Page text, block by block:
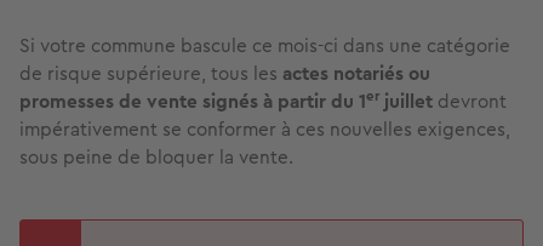
Si votre commune bascule ce mois-ci dans une catégorie
de risque supérieure, tous les actes notariés ou
promesses de vente signés à partir du 1er juillet devront
impérativement se conformer à ces nouvelles exigences,
sous peine de bloquer la vente.